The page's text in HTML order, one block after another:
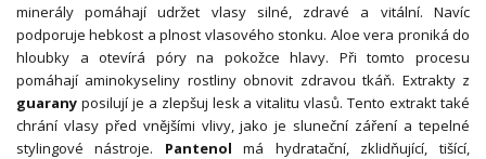
minerály pomáhají udržet vlasy silné, zdravé a vitální. Navíc
podporuje hebkost a plnost vlasového stonku. Aloe vera proniká do
hloubky a otevírá póry na pokožce hlavy. Při tomto procesu
pomáhají aminokyseliny rostliny obnovit zdravou tkáň. Extrakty z
guarany posilují je a zlepšuj lesk a vitalitu vlasů. Tento extrakt také
chrání vlasy před vnějšími vlivy, jako je sluneční záření a tepelné
stylingové nástroje. Pantenol má hydratační, zklidňující, tišící,